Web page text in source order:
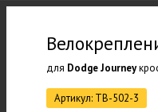
для Dodge Journey
Артикул: TB-502-3